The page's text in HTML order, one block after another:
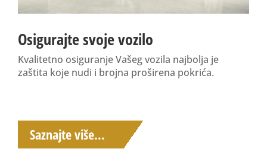
Osigurajte svoje vozilo
Kvalitetno osiguranje Vašeg vozila najbolja je
zaštita koje nudi i brojna proširena pokrića.
Saznajte više…